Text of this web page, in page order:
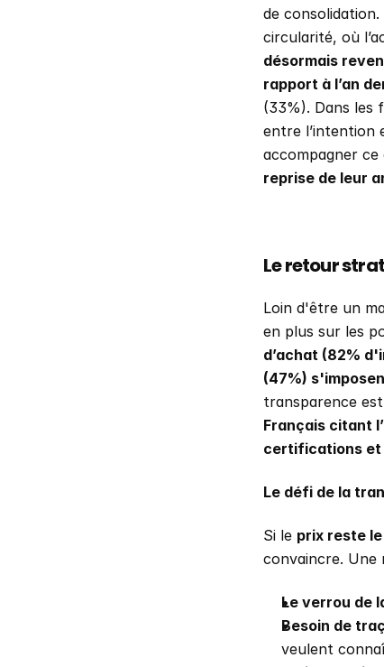
de
circularité, où
désormais
rapport à l’an
(33%). Dans les
entre l’intention
accompagner ce
reprise de leur
Le retour
Loin d'être un
en plus sur les
d’achat (82%
(47%)
transparence
Français citant
certifications et
Le défi de la
Si le prix reste
convaincre. Une
Le verrou de
Besoin de
veulent